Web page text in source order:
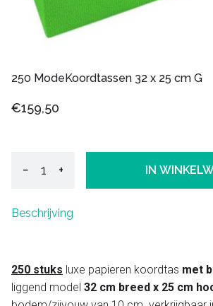
250 ModeKoordtassen 32 x 25 cm G
€159,50
− + IN
Beschrijving
250 stuks luxe papieren koordtas met
liggend model 32 cm breed x 25 cm